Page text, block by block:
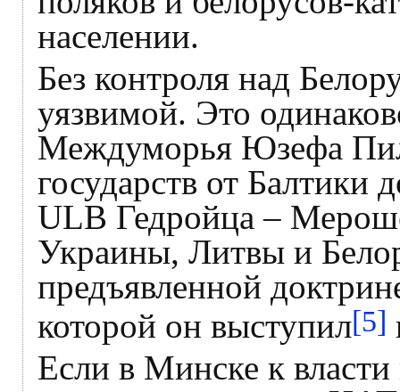
населении.
Без контроля над
уязвимой. Это
Междуморья Юзефа
государств от
ULB Гедройца –
Украины, Литвы и
предъявленной
которой он выступил[5]
Если в Минске к